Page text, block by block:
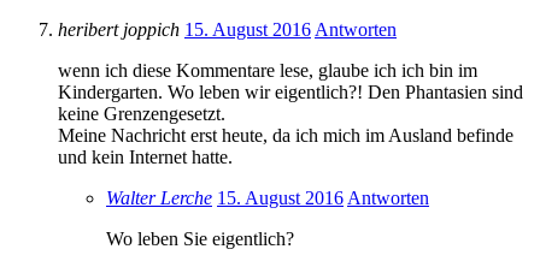
heribert joppich 15. August 2016 Antworten
wenn ich diese Kommentare lese, glaube ich ich bin im
Kindergarten. Wo leben wir eigentlich?! Den Phantasien sind
keine Grenzengesetzt.
Meine Nachricht erst heute, da ich mich im Ausland befinde
und kein Internet hatte.
Walter Lerche 15. August 2016 Antworten
Wo leben Sie eigentlich?